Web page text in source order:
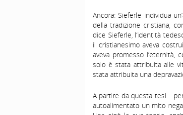
Ancora: Sieferle individua
della tradizione cristiana,
dice Sieferle, l’identità
il cristianesimo aveva
aveva promesso
solo è stata attribuita alle
stata attribuita una
A partire da questa tesi –
autoalimentato un mito